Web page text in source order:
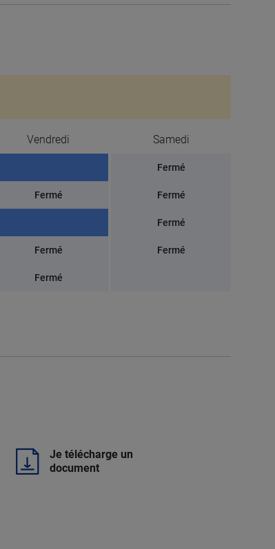
Vendredi Samedi
Fermé
Fermé Fermé
Fermé
Fermé Fermé
Fermé
Je télécharge un
document